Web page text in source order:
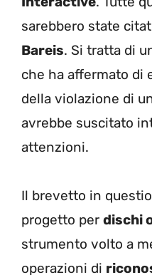
sarebbero state
Bareis. Si tratta di
che ha affermato di
della violazione di
avrebbe suscitato
attenzioni.
Il brevetto in
progetto per dischi
strumento volto a
operazioni di